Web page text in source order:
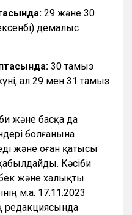
29 және 30
демалыс
30 тамыз
ал 29 мен 31 тамыз
және басқа да
болғанына
және оған қатысы
Кәсіби
және халықты
м.а. 17.11.2023